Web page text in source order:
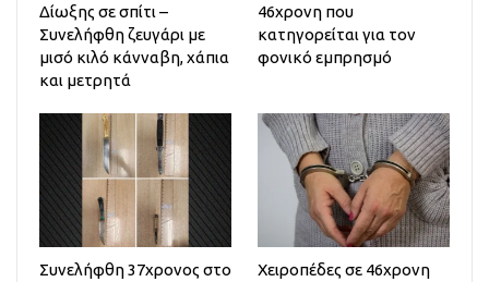
Δίωξης σε σπίτι –
Συνελήφθη ζευγάρι με
μισό κιλό κάνναβη, χάπια
και μετρητά
46χρονη που
κατηγορείται για τον
φονικό εμπρησμό
Συνελήφθη 37χρονος στο
Χειροπέδες σε 46χρονη